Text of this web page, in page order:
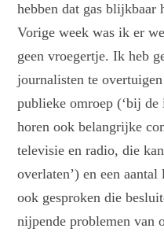
hebben dat gas blijkbaar
Vorige week was ik er
geen vroegertje. Ik heb
journalisten te
publieke omroep (‘bij
horen ook belangrijke
televisie en radio, die
overlaten’) en een
ook gesproken die
nijpende problemen van